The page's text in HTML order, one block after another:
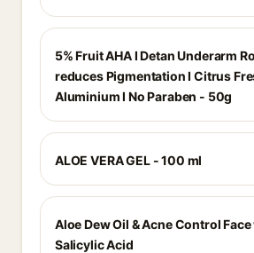
5% Fruit AHA I Detan Underarm
reduces Pigmentation I Citrus
Aluminium I No Paraben - 50g
ALOE VERA GEL - 100 ml
Aloe Dew Oil & Acne Control
Salicylic Acid